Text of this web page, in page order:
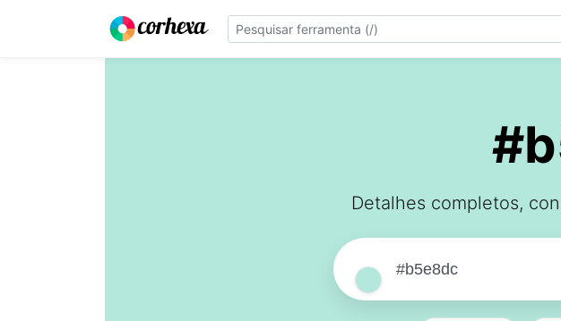
Detalhes completos,